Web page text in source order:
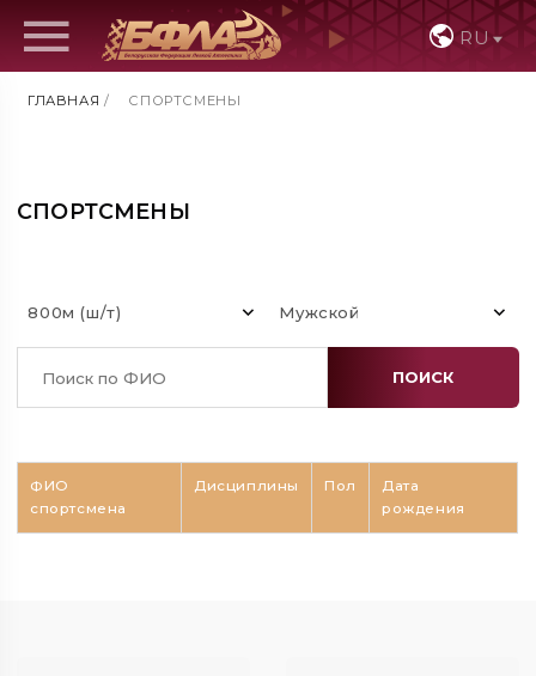
RU
ГЛАВНАЯ / СПОРТСМЕНЫ
СПОРТСМЕНЫ
800м (ш/т) Мужской
ПОИСК
ФИО
спортсмена
Дисциплины Пол
Дата
рождения